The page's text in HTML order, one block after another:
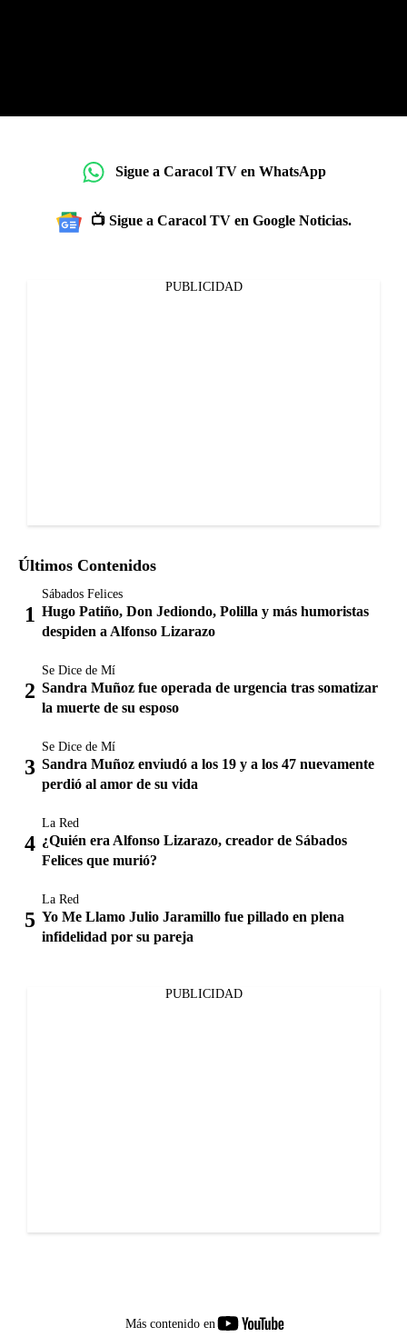
Sigue a Caracol TV en WhatsApp
📺 Sigue a Caracol TV en Google Noticias.
PUBLICIDAD
Últimos Contenidos
Sábados Felices
Hugo Patiño, Don Jediondo, Polilla y más humoristas
despiden a Alfonso Lizarazo
Se Dice de Mí
Sandra Muñoz fue operada de urgencia tras somatizar
la muerte de su esposo
Se Dice de Mí
Sandra Muñoz enviudó a los 19 y a los 47 nuevamente
perdió al amor de su vida
La Red
¿Quién era Alfonso Lizarazo, creador de Sábados
Felices que murió?
La Red
Yo Me Llamo Julio Jaramillo fue pillado en plena
infidelidad por su pareja
PUBLICIDAD
Más contenido en
youtube-